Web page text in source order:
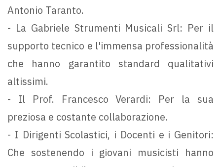
Antonio Taranto.
- La Gabriele Strumenti Musicali Srl: Per il
supporto tecnico e l'immensa professionalità
che hanno garantito standard qualitativi
altissimi.
- Il Prof. Francesco Verardi: Per la sua
preziosa e costante collaborazione.
- I Dirigenti Scolastici, i Docenti e i Genitori:
Che sostenendo i giovani musicisti hanno